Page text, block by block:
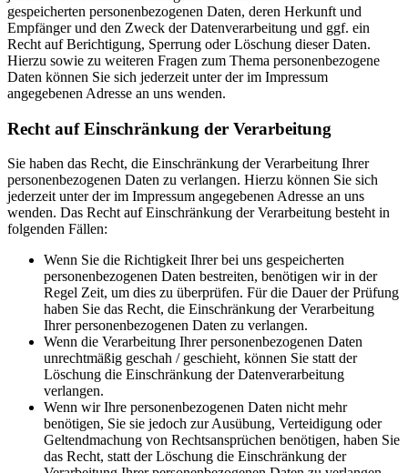
gespeicherten personenbezogenen Daten, deren Herkunft und
Empfänger und den Zweck der Datenverarbeitung und ggf. ein
Recht auf Berichtigung, Sperrung oder Löschung dieser Daten.
Hierzu sowie zu weiteren Fragen zum Thema personenbezogene
Daten können Sie sich jederzeit unter der im Impressum
angegebenen Adresse an uns wenden.
Recht auf Einschränkung der Verarbeitung
Sie haben das Recht, die Einschränkung der Verarbeitung Ihrer
personenbezogenen Daten zu verlangen. Hierzu können Sie sich
jederzeit unter der im Impressum angegebenen Adresse an uns
wenden. Das Recht auf Einschränkung der Verarbeitung besteht in
folgenden Fällen:
Wenn Sie die Richtigkeit Ihrer bei uns gespeicherten
personenbezogenen Daten bestreiten, benötigen wir in der
Regel Zeit, um dies zu überprüfen. Für die Dauer der Prüfung
haben Sie das Recht, die Einschränkung der Verarbeitung
Ihrer personenbezogenen Daten zu verlangen.
Wenn die Verarbeitung Ihrer personenbezogenen Daten
unrechtmäßig geschah / geschieht, können Sie statt der
Löschung die Einschränkung der Datenverarbeitung
verlangen.
Wenn wir Ihre personenbezogenen Daten nicht mehr
benötigen, Sie sie jedoch zur Ausübung, Verteidigung oder
Geltendmachung von Rechtsansprüchen benötigen, haben Sie
das Recht, statt der Löschung die Einschränkung der